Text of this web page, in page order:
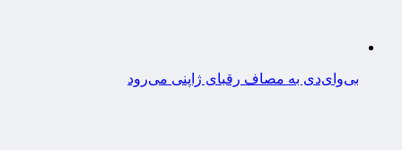
بی‌وای‌دی به مصاف رقبای ژاپنی می‌رود